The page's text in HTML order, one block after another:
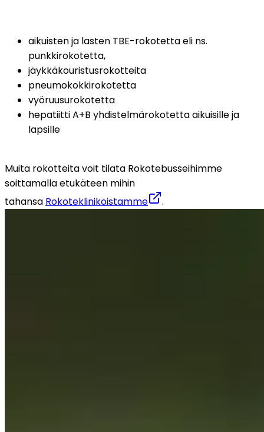
aikuisten ja lasten TBE-rokotetta eli ns.
punkkirokotetta,
jäykkäkouristusrokotteita
pneumokokkirokotetta
vyöruusurokotetta
hepatiitti A+B yhdistelmärokotetta aikuisille ja
lapsille
Muita rokotteita voit tilata Rokotebusseihimme
soittamalla etukäteen mihin
tahansa Rokoteklinikoistamme .